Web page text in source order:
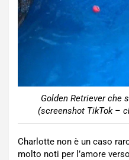
Golden Retriever che
(screenshot TikTok –
Charlotte non è un caso
molto noti per l’amore